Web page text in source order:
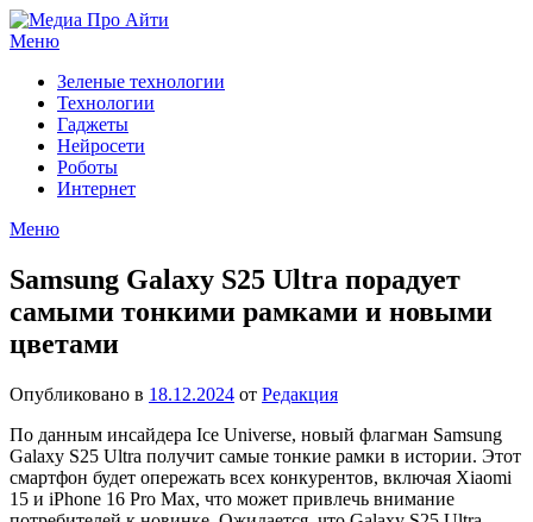
Перейти
к
Меню
Зеленые технологии
Технологии
Гаджеты
Нейросети
Роботы
Интернет
Меню
Samsung Galaxy S25 Ultra порадует
самыми тонкими рамками и новыми
цветами
Опубликовано в 18.12.2024 от Редакция
По данным инсайдера Ice Universe, новый флагман Samsung
Galaxy S25 Ultra получит самые тонкие рамки в истории. Этот
смартфон будет опережать всех конкурентов, включая Xiaomi
15 и iPhone 16 Pro Max, что может привлечь внимание